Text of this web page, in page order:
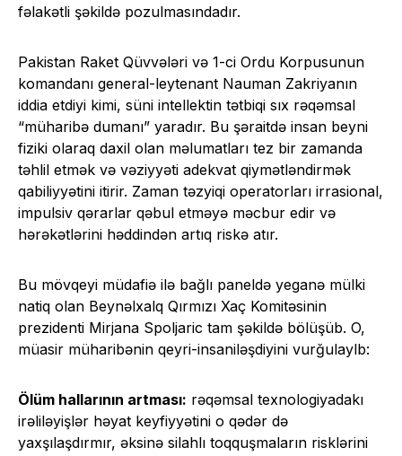
fəlakətli şəkildə pozulmasındadır.
Pakistan Raket Qüvvələri və 1-ci Ordu Korpusunun
komandanı general-leytenant Nauman Zakriyanın
iddia etdiyi kimi, süni intellektin tətbiqi sıx rəqəmsal
“müharibə dumanı” yaradır. Bu şəraitdə insan beyni
fiziki olaraq daxil olan məlumatları tez bir zamanda
təhlil etmək və vəziyyəti adekvat qiymətləndirmək
qabiliyyətini itirir. Zaman təzyiqi operatorları irrasional,
impulsiv qərarlar qəbul etməyə məcbur edir və
hərəkətlərini həddindən artıq riskə atır.
Bu mövqeyi müdafiə ilə bağlı paneldə yeganə mülki
natiq olan Beynəlxalq Qırmızı Xaç Komitəsinin
prezidenti Mirjana Spoljaric tam şəkildə bölüşüb. O,
müasir müharibənin qeyri-insaniləşdiyini vurğulaylb:
Ölüm hallarının artması: rəqəmsal texnologiyadakı
irəliləyişlər həyat keyfiyyətini o qədər də
yaxşılaşdırmır, əksinə silahlı toqquşmaların risklərini